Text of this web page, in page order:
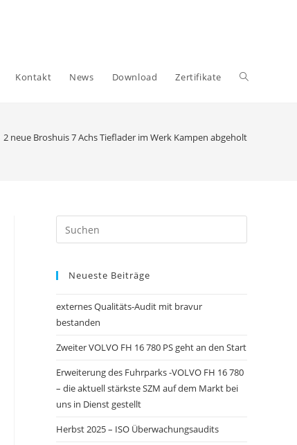
Kontakt News Download Zertifikate
2 neue Broshuis 7 Achs Tieflader im Werk Kampen abgeholt
Neueste Beiträge
externes Qualitäts-Audit mit bravur
bestanden
Zweiter VOLVO FH 16 780 PS geht an den Start
Erweiterung des Fuhrparks -VOLVO FH 16 780
– die aktuell stärkste SZM auf dem Markt bei
uns in Dienst gestellt
Herbst 2025 – ISO Überwachungsaudits